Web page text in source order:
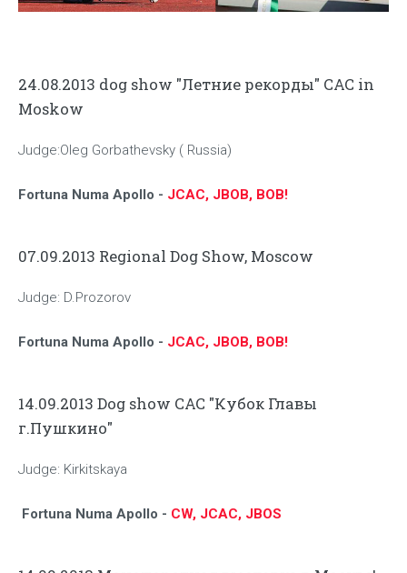
24.08.2013 dog show "Летние рекорды" CAC in
Moskow
Judge:Oleg Gorbathevsky ( Russia)
Fortuna Numa Apollo - JCAC, JBOB, BOB!
07.09.2013 Regional Dog Show, Moscow
Judge: D.Prozorov
Fortuna Numa Apollo - JCAC, JBOB, BOB!
14.09.2013 Dog show CAC "Кубок Главы
г.Пушкино"
Judge: Kirkitskaya
Fortuna Numa Apollo - CW, JCAC, JBOS